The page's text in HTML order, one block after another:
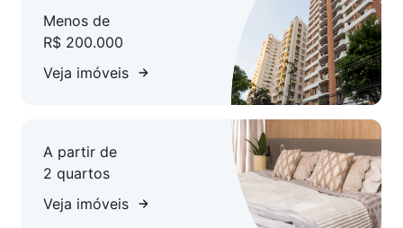
Menos de
R$ 200.000
Veja imóveis
A partir de
2 quartos
Veja imóveis